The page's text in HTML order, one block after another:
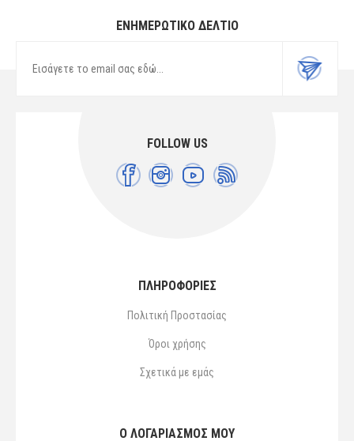
ΕΝΗΜΕΡΩΤΙΚΌ ΔΕΛΤΊΟ
FOLLOW US
ΠΛΗΡΟΦΟΡΙΕΣ
Πολιτική Προστασίας
Όροι χρήσης
Σχετικά με εμάς
Ο ΛΟΓΑΡΙΑΣΜΌΣ ΜΟΥ